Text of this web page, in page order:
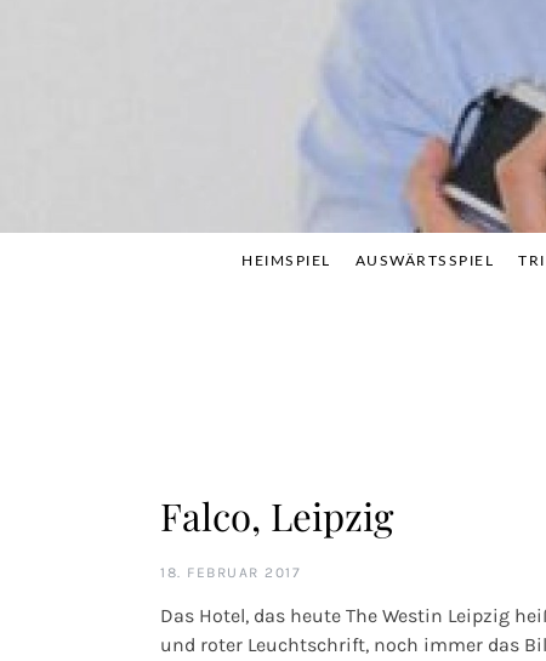
HEIMSPIEL AUSWÄRTSSPIEL
Falco, Leipzig
18. FEBRUAR 2017
Das Hotel, das heute The Westin Leipzig
und roter Leuchtschrift, noch immer das